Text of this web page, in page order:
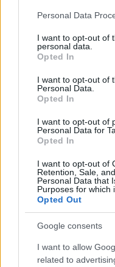
Please note that this
not limited to your visit
grant or deny consent
use your data for below
consent section.
Personal Data
I want to opt-out of
personal data.
Opted In
I want to opt-out of
Personal Data.
Opted In
I want to opt-out of
Personal Data for
Opted In
I want to opt-out of
Retention, Sale,
Personal Data that
Purposes for which
Opted Out
Google consents
I want to allow
related to
Υπάρχει δυνατότητα και σε
συνεννόησης!
Σχετικά προϊόντα
οι φωτογραφίες είναι ενδεικτικές